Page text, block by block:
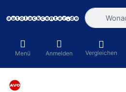
Geben Sie
Menü Anmelden Vergleichen